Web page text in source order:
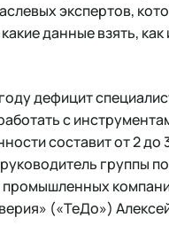
экспертов,
данные взять, как
дефицит
с
составит от 2 до
группы по
(«ТеДо»)